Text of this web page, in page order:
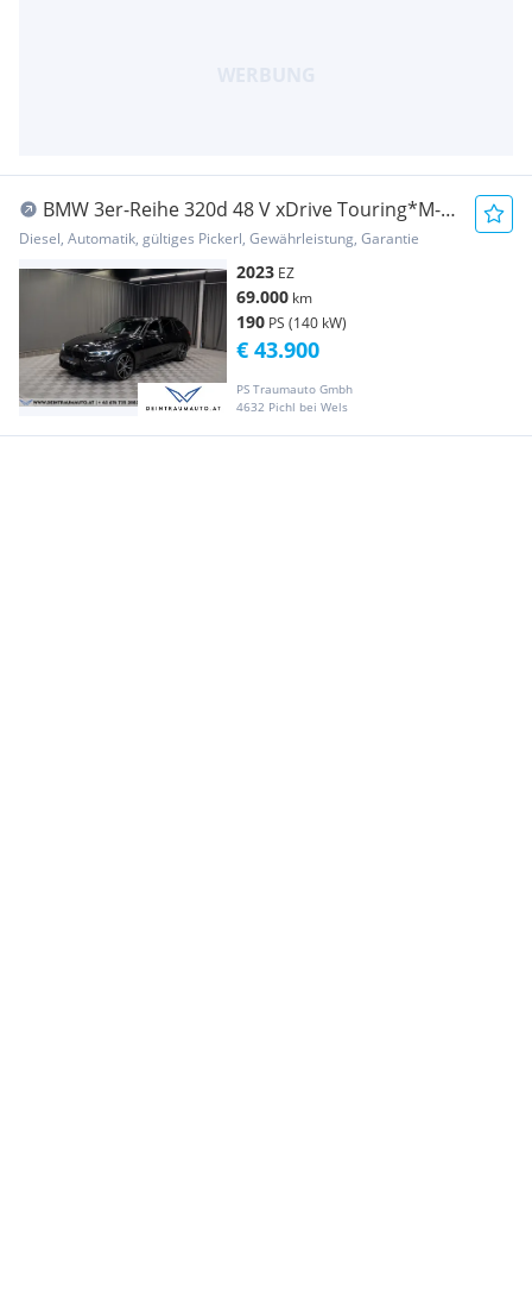
BMW 3er-Reihe 320d 48 V xDrive Touring*M-
SPORT*1-BESITZ*H&K*H...
Diesel, Automatik, gültiges Pickerl, Gewährleistung, Garantie
2023 EZ
69.000 km
190 PS (140 kW)
PS Traumauto Gmbh
4632 Pichl bei Wels
€ 43.900